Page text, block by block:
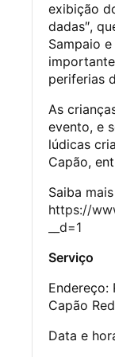
exibição
dadas″,
Sampaio
periferias
As
evento, e
lúdicas
Capão,
Saiba
https://
__d=1
Serviço
Endereço:
Capão
Data e